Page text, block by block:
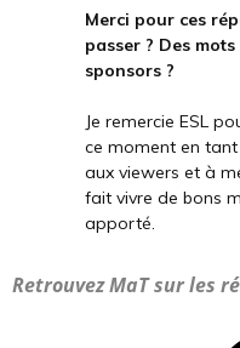
Merci pour ces
passer ? Des
sponsors ?
Je remercie ESL
ce moment en
aux viewers et à
fait vivre de bons
apporté.
Retrouvez MaT sur les